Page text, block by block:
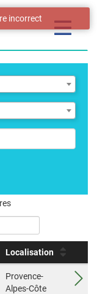
Toggle
Localisation
Provence-
Alpes-Côte
incorrect